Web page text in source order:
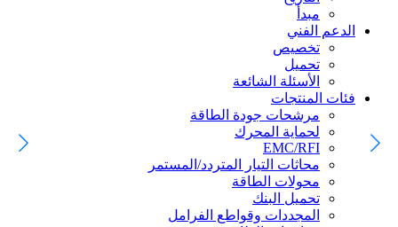
مبدأ
الدعم الفني
تخصيص
تحميل
الأسئلة الشائعة
فئات المنتجات
مرشحات جودة الطاقة
لحماية المحرك
EMC/RFI
محاثات التيار المتردد/المستمر
محولات الطاقة
تحميل البنك
المجددات وقواطع الفرامل